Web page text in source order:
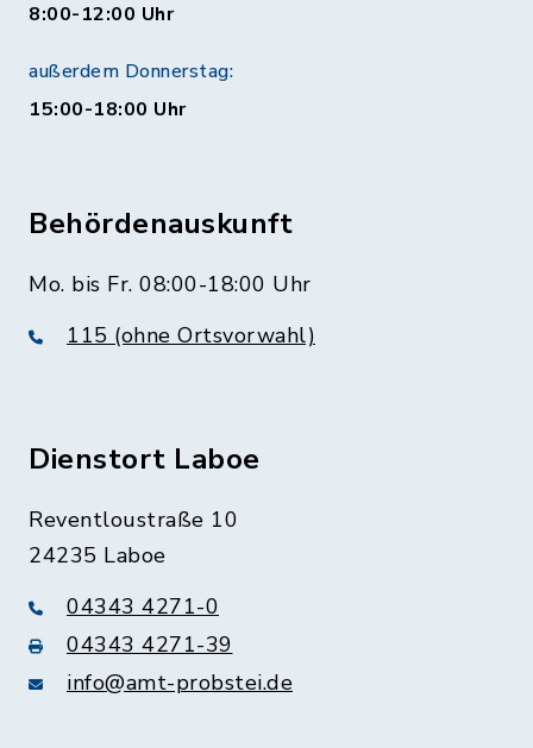
8:00-12:00 Uhr
außerdem Donnerstag:
15:00-18:00 Uhr
Behördenauskunft
Mo. bis Fr. 08:00-18:00 Uhr
115 (ohne Ortsvorwahl)
Dienstort Laboe
Reventloustraße 10
24235 Laboe
04343 4271-0
04343 4271-39
info@amt-probstei.de